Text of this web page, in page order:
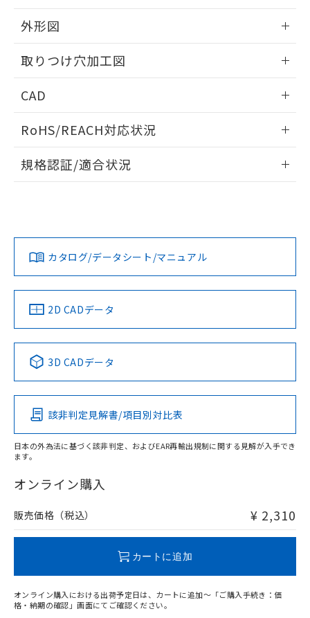
外形図
取りつけ穴加工図
CAD
ドすることができます。
ログイン/会員登録
ダウンロードデータをご利用いただく前に、以下を必ずお読
みください。
ソフトウェアの使用条件
RoHS/REACH対応状況
EU RoHS 注意事項・凡例
対応済み
中国 RoHS 注意事項・凡例
Pb Hg Cd Cr(VI)
O
在庫等で未対応品が混在する可能性があります。
問い合わせください。
規格認証/適合状況
カタログ/データシート/マニュアル
2D CADデータ
3D CADデータ
該非判定見解書/項目別対比表
日本の外為法に基づく該非判定、およびEAR再輸出規制に関する見解が入手でき
ます。
オンライン購入
販売価格（税込） ¥ 2,310
カートに追加
オンライン購入における出荷予定日は、カートに追加～「ご購入手続き：価
格・納期の確認」画面にてご確認ください。
品・サービスに関するお客様との取
をご了承ください。
※当社の共同利用者とは、
下記の非含有証明書をダウンロードするこ
とができます。
EU RoHS指令（10物質）の非含有証明書
51物質の非含有証明書（当社基準）
※本証明書は発行日時点で非含有を証明す
ものではありません。
また、RoHS指令のフタル酸エステル類４
物質の対応では、対応完了までの期間は出
欄に対応日を記載しておりました。
既に当社にて対応品への在庫切替を完了